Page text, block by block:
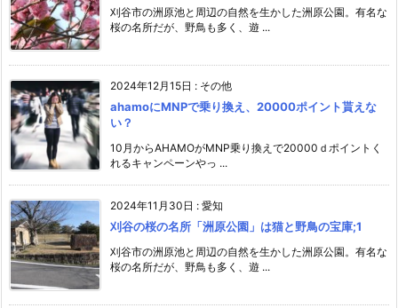
刈谷市の洲原池と周辺の自然を生かした洲原公園。有名な
桜の名所だが、野鳥も多く、遊 ...
2024年12月15日 : その他
ahamoにMNPで乗り換え、20000ポイント貰えな
い？
10月からAHAMOがMNP乗り換えで20000ｄポイントく
れるキャンペーンやっ ...
2024年11月30日 : 愛知
刈谷の桜の名所「洲原公園」は猫と野鳥の宝庫;1
刈谷市の洲原池と周辺の自然を生かした洲原公園。有名な
桜の名所だが、野鳥も多く、遊 ...